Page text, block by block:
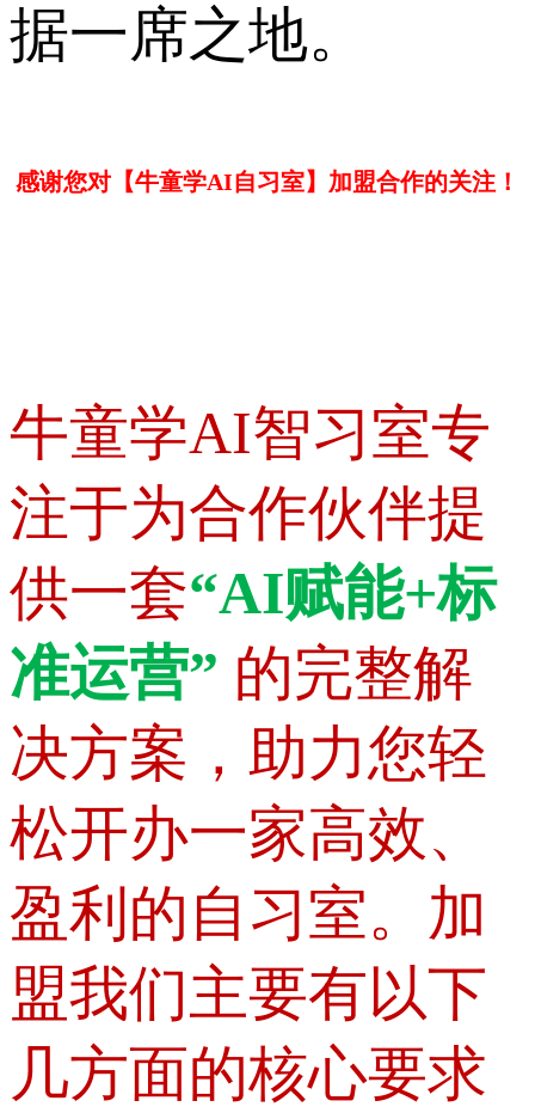
据一席之地。
感谢您对【牛童学AI自习室】加盟合作的关注！
牛童学AI智习室专
注于为合作伙伴提
供一套“AI赋能+标
准运营” 的完整解
决方案，助力您轻
松开办一家高效、
盈利的自习室。加
盟我们主要有以下
几方面的核心要求